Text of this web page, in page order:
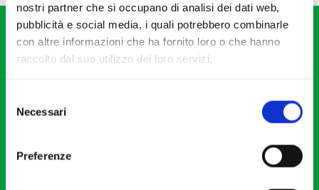
nostri partner che si occupano di analisi dei dati web,
pubblicità e social media, i quali potrebbero combinarle
con altre informazioni che ha fornito loro o che hanno
raccolto dal suo utilizzo dei loro servizi.
delNecessari
Preferenze
Fondazione I Pomeriggi Musicali
Partita Iva 04410060158